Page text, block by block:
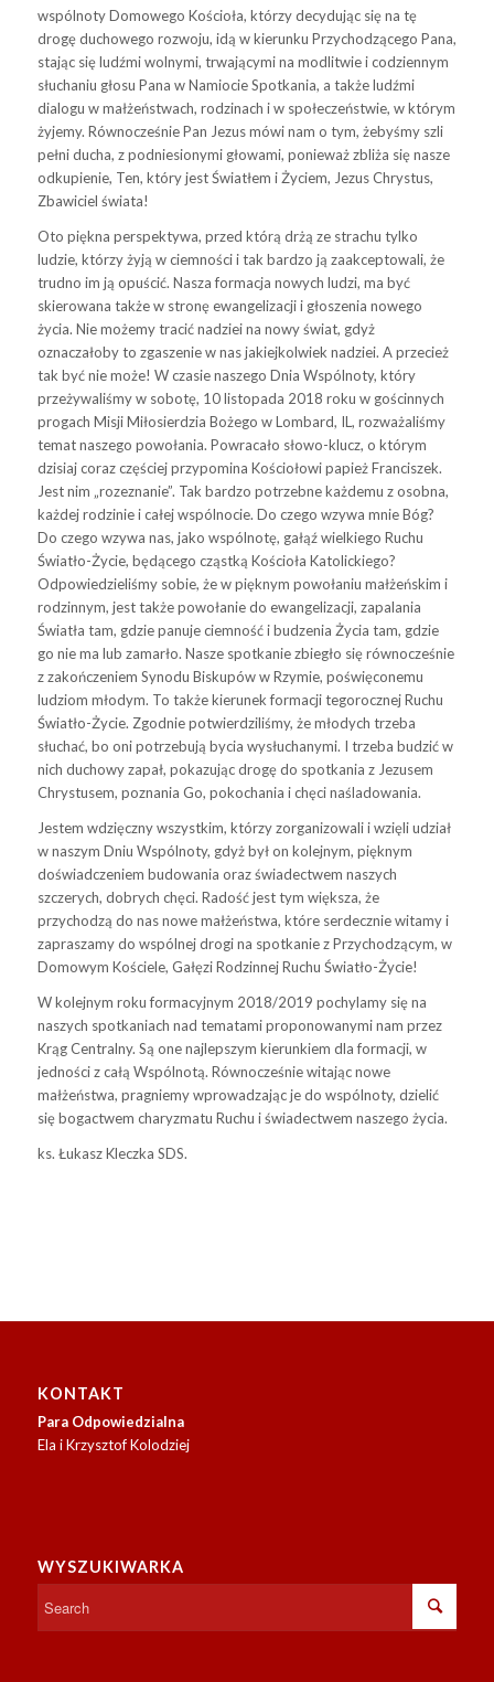
wspólnoty Domowego Kościoła, którzy decydując się na tę
drogę duchowego rozwoju, idą w kierunku Przychodzącego Pana,
stając się ludźmi wolnymi, trwającymi na modlitwie i codziennym
słuchaniu głosu Pana w Namiocie Spotkania, a także ludźmi
dialogu w małżeństwach, rodzinach i w społeczeństwie, w którym
żyjemy. Równocześnie Pan Jezus mówi nam o tym, żebyśmy szli
pełni ducha, z podniesionymi głowami, ponieważ zbliża się nasze
odkupienie, Ten, który jest Światłem i Życiem, Jezus Chrystus,
Zbawiciel świata!
Oto piękna perspektywa, przed którą drżą ze strachu tylko
ludzie, którzy żyją w ciemności i tak bardzo ją zaakceptowali, że
trudno im ją opuścić. Nasza formacja nowych ludzi, ma być
skierowana także w stronę ewangelizacji i głoszenia nowego
życia. Nie możemy tracić nadziei na nowy świat, gdyż
oznaczałoby to zgaszenie w nas jakiejkolwiek nadziei. A przecież
tak być nie może! W czasie naszego Dnia Wspólnoty, który
przeżywaliśmy w sobotę, 10 listopada 2018 roku w gościnnych
progach Misji Miłosierdzia Bożego w Lombard, IL, rozważaliśmy
temat naszego powołania. Powracało słowo-klucz, o którym
dzisiaj coraz częściej przypomina Kościołowi papież Franciszek.
Jest nim „rozeznanie”. Tak bardzo potrzebne każdemu z osobna,
każdej rodzinie i całej wspólnocie. Do czego wzywa mnie Bóg?
Do czego wzywa nas, jako wspólnotę, gałąź wielkiego Ruchu
Światło-Życie, będącego cząstką Kościoła Katolickiego?
Odpowiedzieliśmy sobie, że w pięknym powołaniu małżeńskim i
rodzinnym, jest także powołanie do ewangelizacji, zapalania
Światła tam, gdzie panuje ciemność i budzenia Życia tam, gdzie
go nie ma lub zamarło. Nasze spotkanie zbiegło się równocześnie
z zakończeniem Synodu Biskupów w Rzymie, poświęconemu
ludziom młodym. To także kierunek formacji tegorocznej Ruchu
Światło-Życie. Zgodnie potwierdziliśmy, że młodych trzeba
słuchać, bo oni potrzebują bycia wysłuchanymi. I trzeba budzić w
nich duchowy zapał, pokazując drogę do spotkania z Jezusem
Chrystusem, poznania Go, pokochania i chęci naśladowania.
Jestem wdzięczny wszystkim, którzy zorganizowali i wzięli udział
w naszym Dniu Wspólnoty, gdyż był on kolejnym, pięknym
doświadczeniem budowania oraz świadectwem naszych
szczerych, dobrych chęci. Radość jest tym większa, że
przychodzą do nas nowe małżeństwa, które serdecznie witamy i
zapraszamy do wspólnej drogi na spotkanie z Przychodzącym, w
Domowym Kościele, Gałęzi Rodzinnej Ruchu Światło-Życie!
W kolejnym roku formacyjnym 2018/2019 pochylamy się na
naszych spotkaniach nad tematami proponowanymi nam przez
Krąg Centralny. Są one najlepszym kierunkiem dla formacji, w
jedności z całą Wspólnotą. Równocześnie witając nowe
małżeństwa, pragniemy wprowadzając je do wspólnoty, dzielić
się bogactwem charyzmatu Ruchu i świadectwem naszego życia.
ks. Łukasz Kleczka SDS.
KONTAKT
Para Odpowiedzialna
Ela i Krzysztof Kolodziej
WYSZUKIWARKA